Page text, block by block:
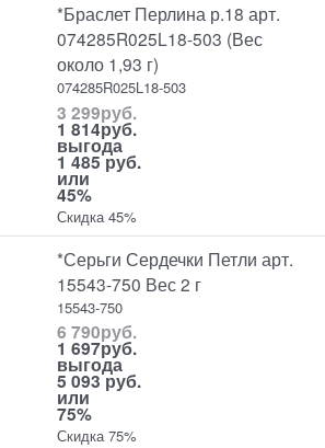
*Браслет Перлина р.18 арт.
074285R025L18-503 (Вес
около 1,93 г)
074285R025L18-503
3 299руб.
1 814руб.
выгода
1 485 руб.
или
45%
Скидка 45%
*Серьги Сердечки Петли арт.
15543-750 Вес 2 г
15543-750
6 790руб.
1 697руб.
выгода
5 093 руб.
или
75%
Скидка 75%